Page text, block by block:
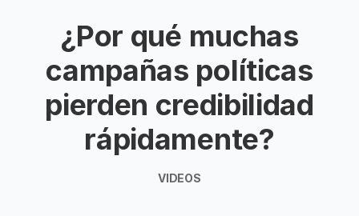
¿Por qué muchas
campañas políticas
pierden credibilidad
rápidamente?
VIDEOS